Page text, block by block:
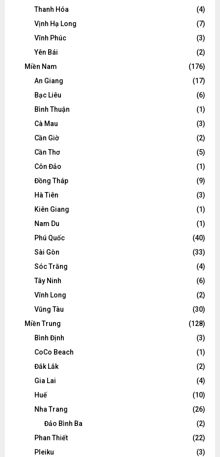
Thanh Hóa
(4)
Vịnh Hạ Long
(7)
Vĩnh Phúc
(3)
Yên Bái
(2)
Miền Nam
(176)
An Giang
(17)
Bạc Liêu
(6)
Bình Thuận
(1)
Cà Mau
(3)
Cần Giờ
(2)
Cần Thơ
(5)
Côn Đảo
(1)
Đồng Tháp
(9)
Hà Tiên
(3)
Kiên Giang
(1)
Nam Du
(1)
Phú Quốc
(40)
Sài Gòn
(33)
Sóc Trăng
(4)
Tây Ninh
(6)
Vĩnh Long
(2)
Vũng Tàu
(30)
Miền Trung
(128)
Bình Định
(3)
CoCo Beach
(1)
Đắk Lắk
(2)
Gia Lai
(4)
Huế
(10)
Nha Trang
(26)
Đảo Bình Ba
(2)
Phan Thiết
(22)
Pleiku
(3)